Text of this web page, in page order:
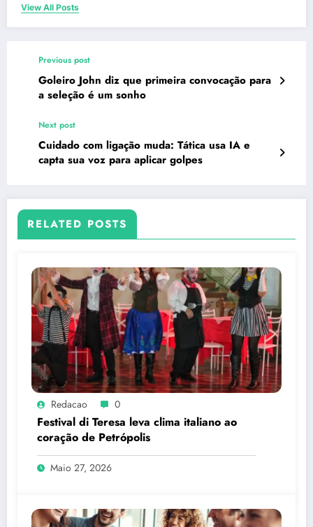
View All Posts
Previous post
Goleiro John diz que primeira convocação para
a seleção é um sonho
Next post
Cuidado com ligação muda: Tática usa IA e
capta sua voz para aplicar golpes
RELATED POSTS
Redacao 0
Festival di Teresa leva clima italiano ao
coração de Petrópolis
Maio 27, 2026